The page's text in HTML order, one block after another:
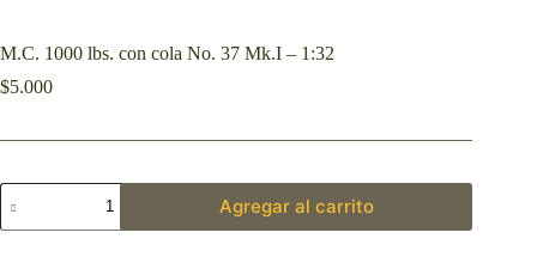
M.C. 1000 lbs. con cola No. 37 Mk.I – 1:32
$5.000
Agregar al carrito